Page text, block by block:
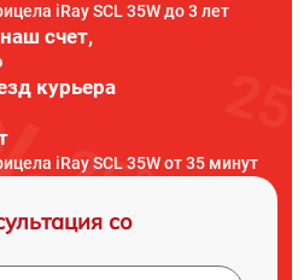
iRay SCL 35W до 3 лет
счет,
курьера
iRay SCL 35W от 35 минут
со